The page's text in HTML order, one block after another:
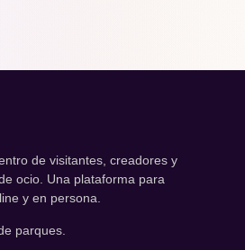
de visitantes, creadores y
ocio. Una plataforma para
y en persona.
parques.